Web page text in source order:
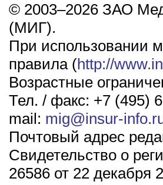
© 2003–2026 ЗАО
(МИГ).
При использовании
правила (http://
Возрастные
Тел. / факс: +7 (495)
mail: mig@insur-
Почтовый адрес
Свидетельство о
26586 от 22 декабря